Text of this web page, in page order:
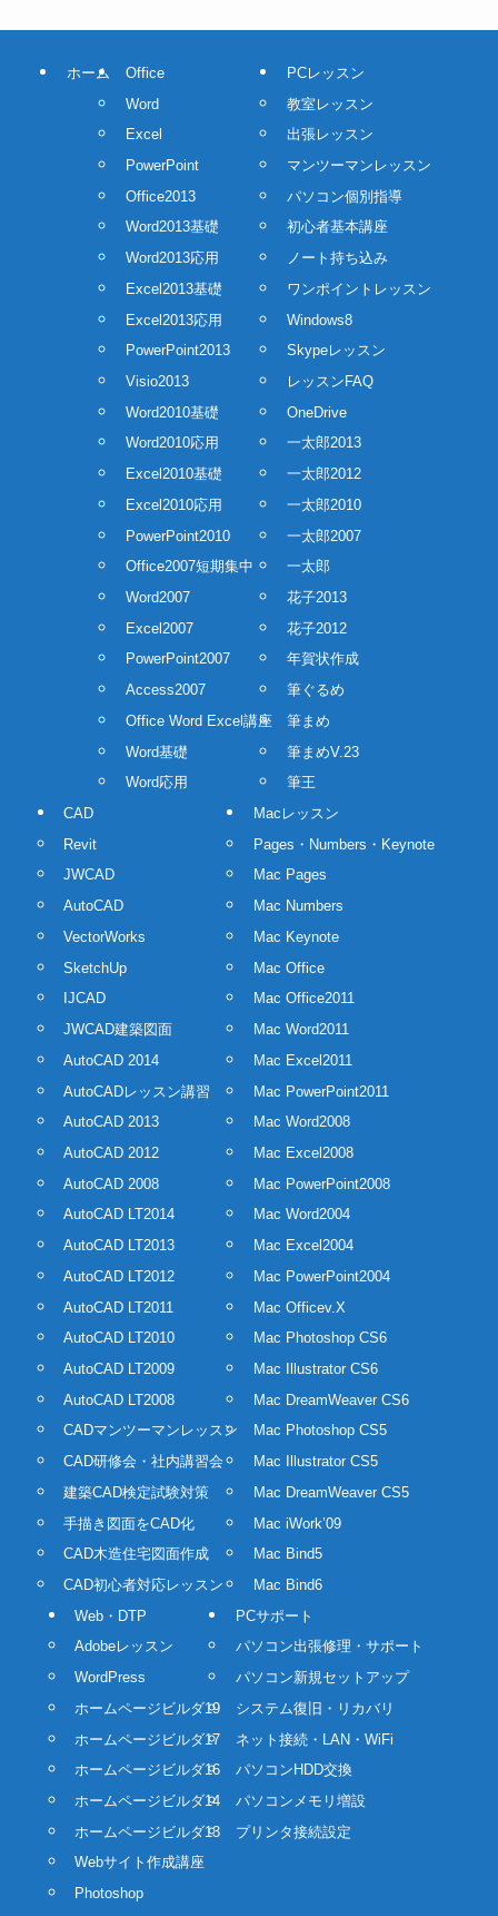
ホーム
Office
Word
Excel
PowerPoint
Office2013
Word2013基礎
Word2013応用
Excel2013基礎
Excel2013応用
PowerPoint2013
Visio2013
Word2010基礎
Word2010応用
Excel2010基礎
Excel2010応用
PowerPoint2010
Office2007短期集中
Word2007
Excel2007
PowerPoint2007
Access2007
Office Word Excel講座
Word基礎
Word応用
PCレッスン
教室レッスン
出張レッスン
マンツーマンレッスン
パソコン個別指導
初心者基本講座
ノート持ち込み
ワンポイントレッスン
Windows8
Skypeレッスン
レッスンFAQ
OneDrive
一太郎2013
一太郎2012
一太郎2010
一太郎2007
一太郎
花子2013
花子2012
年賀状作成
筆ぐるめ
筆まめ
筆まめV.23
筆王
CAD
Revit
JWCAD
AutoCAD
VectorWorks
SketchUp
IJCAD
JWCAD建築図面
AutoCAD 2014
AutoCADレッスン講習
AutoCAD 2013
AutoCAD 2012
AutoCAD 2008
AutoCAD LT2014
AutoCAD LT2013
AutoCAD LT2012
AutoCAD LT2011
AutoCAD LT2010
AutoCAD LT2009
AutoCAD LT2008
CADマンツーマンレッスン
CAD研修会・社内講習会
建築CAD検定試験対策
手描き図面をCAD化
CAD木造住宅図面作成
CAD初心者対応レッスン
Macレッスン
Pages・Numbers・Keynote
Mac Pages
Mac Numbers
Mac Keynote
Mac Office
Mac Office2011
Mac Word2011
Mac Excel2011
Mac PowerPoint2011
Mac Word2008
Mac Excel2008
Mac PowerPoint2008
Mac Word2004
Mac Excel2004
Mac PowerPoint2004
Mac Officev.X
Mac Photoshop CS6
Mac Illustrator CS6
Mac DreamWeaver CS6
Mac Photoshop CS5
Mac Illustrator CS5
Mac DreamWeaver CS5
Mac iWork’09
Mac Bind5
Mac Bind6
Web・DTP
Adobeレッスン
WordPress
ホームページビルダ19
ホームページビルダ17
ホームページビルダ16
ホームページビルダ14
ホームページビルダ13
Webサイト作成講座
Photoshop
PCサポート
パソコン出張修理・サポート
パソコン新規セットアップ
システム復旧・リカバリ
ネット接続・LAN・WiFi
パソコンHDD交換
パソコンメモリ増設
プリンタ接続設定